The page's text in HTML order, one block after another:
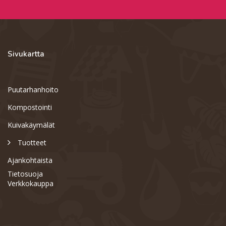
Sivukartta
Puutarhanhoito
Kompostointi
Kuivakäymälät
Tuotteet
Ajankohtaista
Tietosuoja
Verkkokauppa